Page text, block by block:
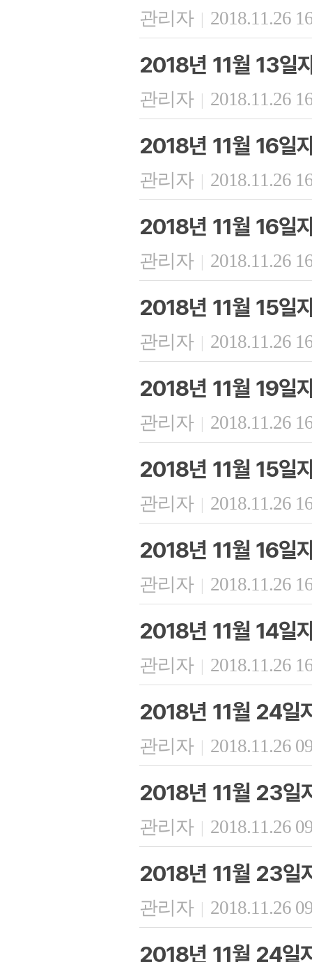
관리자 | 2018.11.26
2018년 11월 13일
관리자 | 2018.11.26
2018년 11월 16일
관리자 | 2018.11.26
2018년 11월 16일
관리자 | 2018.11.26
2018년 11월 15일
관리자 | 2018.11.26
2018년 11월 19일
관리자 | 2018.11.26
2018년 11월 15일
관리자 | 2018.11.26
2018년 11월 16일
관리자 | 2018.11.26
2018년 11월 14일
관리자 | 2018.11.26
2018년 11월 24일
관리자 | 2018.11.26
2018년 11월 23일
관리자 | 2018.11.26
2018년 11월 23일
관리자 | 2018.11.26
2018년 11월 24일